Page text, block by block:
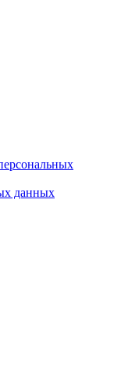
данных